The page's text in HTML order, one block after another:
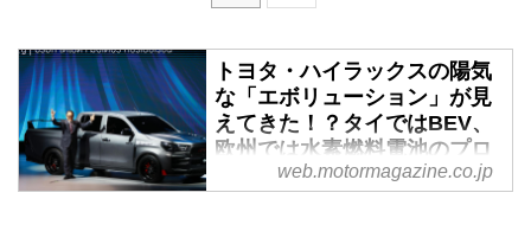
トヨタ・ハイラックスの陽気
な「エボリューション」が見
えてきた！？タイではBEV、
欧州では水素燃料電池のプロ
トを開発中 - Webモーターマ
web.motormagazine.co.jp